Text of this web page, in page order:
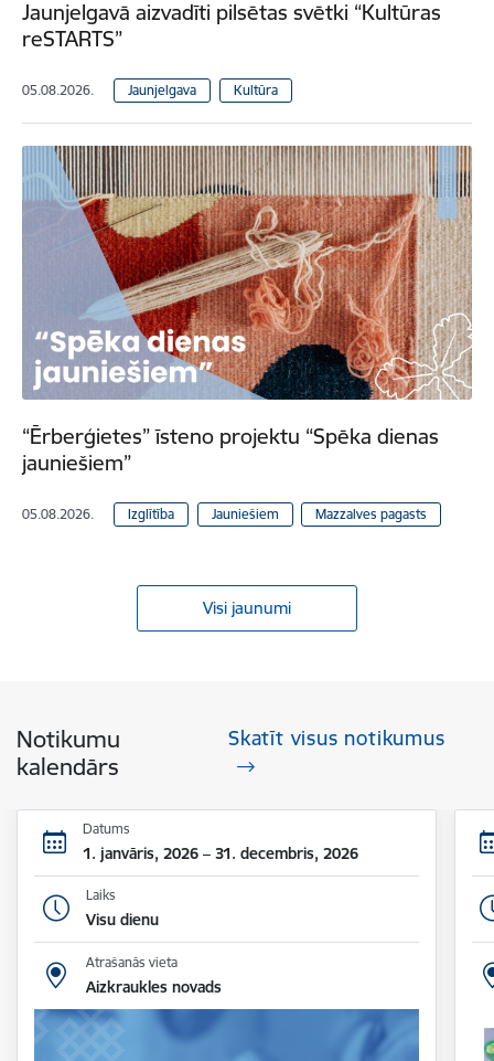
Jaunjelgavā aizvadīti pilsētas svētki “Kultūras
reSTARTS”
05.08.2026. Jaunjelgava Kultūra
“Ērberģietes” īsteno projektu “Spēka dienas
jauniešiem”
05.08.2026. Izglītība Jauniešiem Mazzalves pagasts
Visi jaunumi
Notikumu
kalendārs
Skatīt visus notikumus
Datums
1. janvāris, 2026 – 31. decembris, 2026
Laiks
Visu dienu
Atrašanās vieta
Aizkraukles novads